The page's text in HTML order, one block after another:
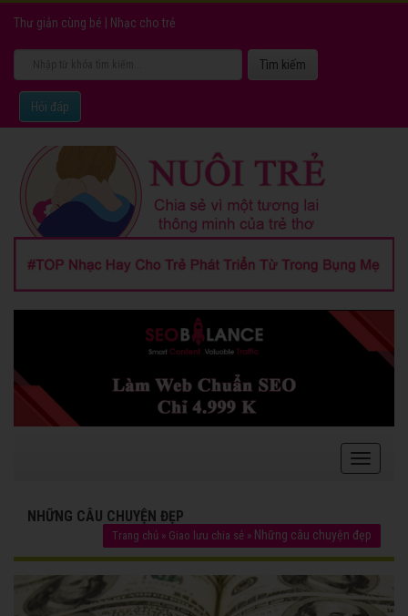
Thư giản cùng bé Nhạc cho trẻ
Hỏi đáp
NHỮNG CÂU CHUYỆN ĐẸP
Trang chủ » Giao lưu chia sẻ » Những câu chuyện đẹp